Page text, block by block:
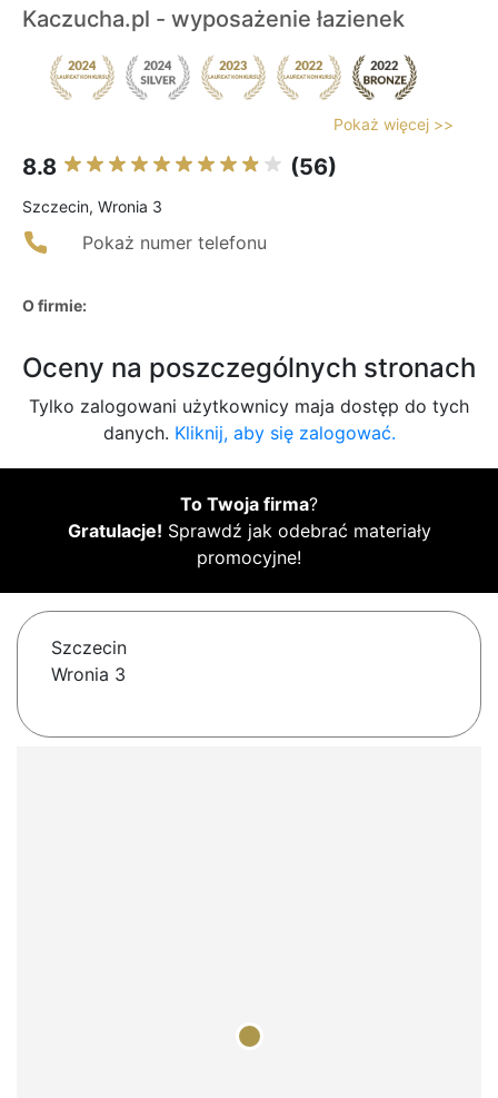
Kaczucha.pl - wyposażenie łazienek
Pokaż więcej >>
8.8 (56)
Szczecin, Wronia 3
Pokaż numer telefonu
O firmie:
Oceny na poszczególnych stronach
Tylko zalogowani użytkownicy maja dostęp do tych
danych. Kliknij, aby się zalogować.
To Twoja firma?
Gratulacje! Sprawdź jak odebrać materiały
promocyjne!
Szczecin
Wronia 3